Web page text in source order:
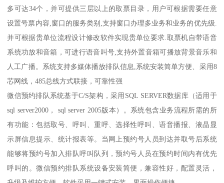
多可达34个，并可提供三层以上的取票目录，用户可根据需要任意
设置号票内容,窗口的服务类别,支持窗口办理多业务和业务的优先级.
并可根据贵单位流程设计修改软件实现贵单位要求.取票机自带语音
系统功放和音箱，可进行语音叫号,支持外置音箱可播放背景音乐和
人工广播。系统支持多媒体播放排队信息,系统安装简单方便、采用8
芯网线，485总线方式联接，可靠性强
微信预约排队系统基于C/S架构，采用SQL SERVER数据库（适用于
sql server2000， sql server 2005版本）。系统包含业务流程所需的所
有功能：包括取号、呼叫、重呼、选择性呼叫、语音播报、液晶显
示屏信息提示、统计报表等。当网上预约号人员到达并取号后系统
能够将预约号加入排队呼叫队列，预约号人员在预约时间内有优先
呼叫的。微信预约排队系统设备安装简便，兼容性好，配置灵活，